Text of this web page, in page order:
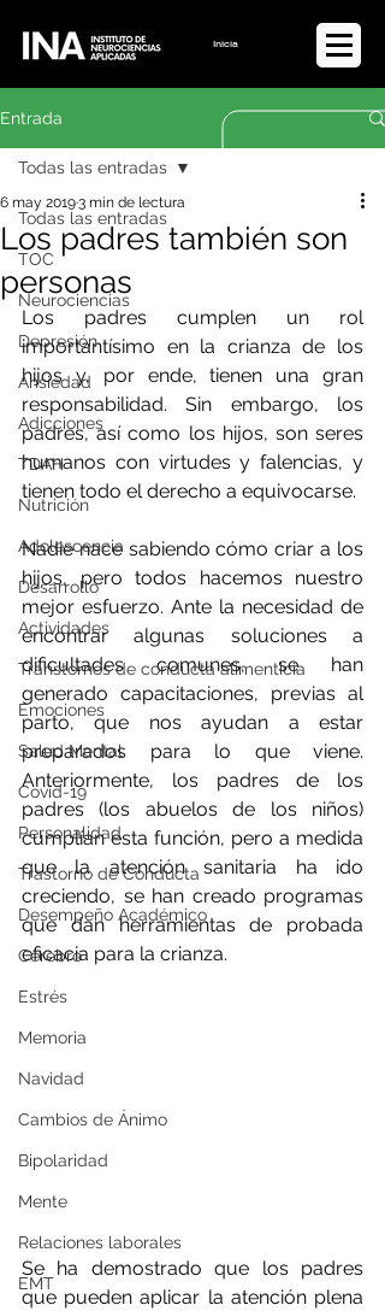
Iniciar sesión
Entrada
Todas las entradas
TOC
Neurociencias
Depresión
Ansiedad
Adicciones
TDAH
Nutrición
Adolescencia
Desarrollo
Actividades
Transtornos de conducta alimenticia
Emociones
Salud Mental
Covid-19
Personalidad
Trastorno de Conducta
Desempeño Académico
Cerebro
Estrés
Memoria
Navidad
Cambios de Ánimo
Bipolaridad
Mente
Relaciones laborales
EMT
Todas las entradas
Los padres también son
personas
6 may 20193 min de lectura
Los padres cumplen un rol
importantísimo en la crianza de los
hijos y, por ende, tienen una gran
responsabilidad. Sin embargo, los
padres, así como los hijos, son seres
humanos con virtudes y falencias, y
tienen todo el derecho a equivocarse.
Nadie nace sabiendo cómo criar a los
hijos, pero todos hacemos nuestro
mejor esfuerzo. Ante la necesidad de
encontrar algunas soluciones a
dificultades comunes, se han
generado capacitaciones, previas al
parto, que nos ayudan a estar
preparados para lo que viene.
Anteriormente, los padres de los
padres (los abuelos de los niños)
cumplían esta función, pero a medida
que la atención sanitaria ha ido
creciendo, se han creado programas
que dan herramientas de probada
eficacia para la crianza.
Se ha demostrado que los padres
que pueden aplicar la atención plena